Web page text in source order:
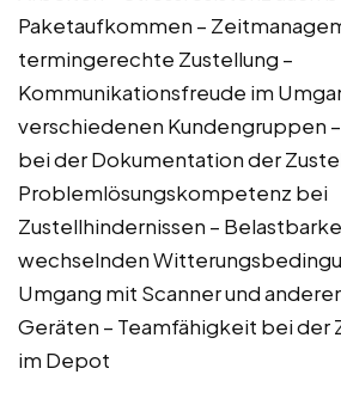
Paketaufkommen –
termingerechte Zustellung –
Kommunikationsfreude im
verschiedenen Kundengruppen
bei der Dokumentation der
Problemlösungskompetenz bei
Zustellhindernissen –
wechselnden
Umgang mit Scanner und
Geräten – Teamfähigkeit bei der
im Depot